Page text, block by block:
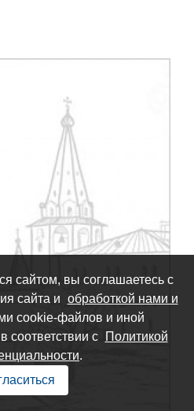
сайтом, вы соглашаетесь с
сайта и обработкой нами и
cookie-файлов и иной
соответствии с
Политикой
.